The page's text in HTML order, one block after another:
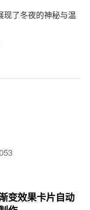
现了冬夜的神秘与温
变效果卡片自动